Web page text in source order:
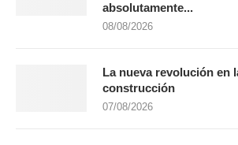
absolutamente...
08/08/2026
La nueva revolución en
construcción
07/08/2026